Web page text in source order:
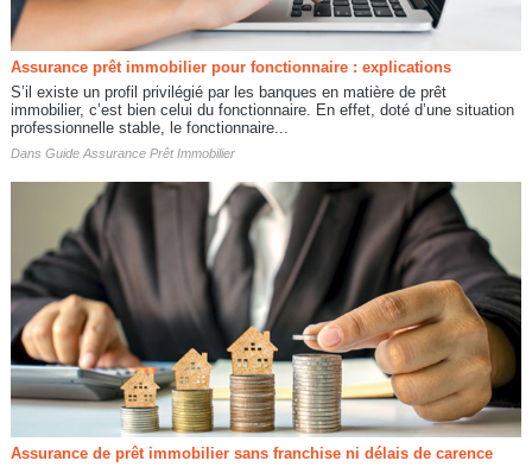
Assurance prêt immobilier pour fonctionnaire : explications
S’il existe un profil privilégié par les banques en matière de prêt
immobilier, c’est bien celui du fonctionnaire. En effet, doté d’une situation
professionnelle stable, le fonctionnaire...
Dans Guide Assurance Prêt Immobilier
Assurance de prêt immobilier sans franchise ni délais de carence